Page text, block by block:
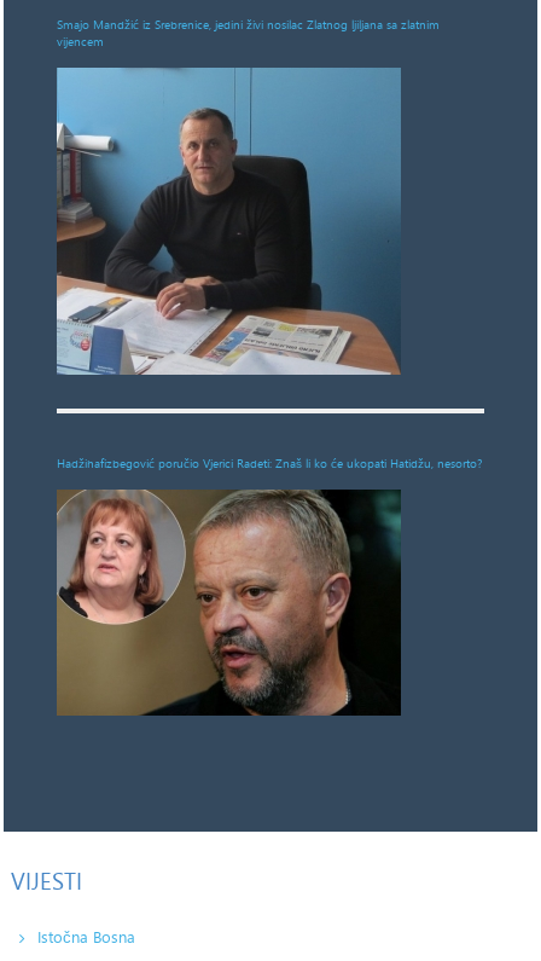
Smajo Mandžić iz Srebrenice, jedini živi nosilac Zlatnog ljiljana sa zlatnim
vijencem
Hadžihafizbegović poručio Vjerici Radeti: Znaš li ko će ukopati Hatidžu, nesorto?
VIJESTI
Istočna Bosna